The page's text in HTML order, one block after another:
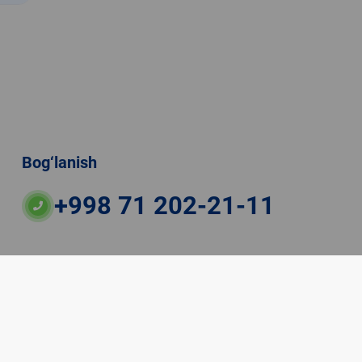
Bog‘lanish
+998 71 202-21-11